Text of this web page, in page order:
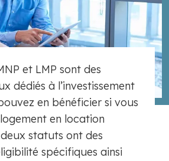
et LMP sont des
dédiés à l’investissement
en bénéficier si vous
en location
statuts ont des
spécifiques ainsi